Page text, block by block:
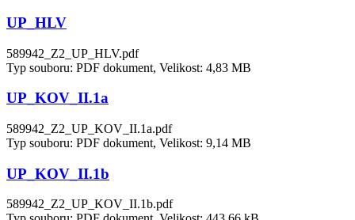
UP_HLV
589942_Z2_UP_HLV.pdf
Typ souboru: PDF dokument, Velikost: 4,83 MB
UP_KOV_II.1a
589942_Z2_UP_KOV_II.1a.pdf
Typ souboru: PDF dokument, Velikost: 9,14 MB
UP_KOV_II.1b
589942_Z2_UP_KOV_II.1b.pdf